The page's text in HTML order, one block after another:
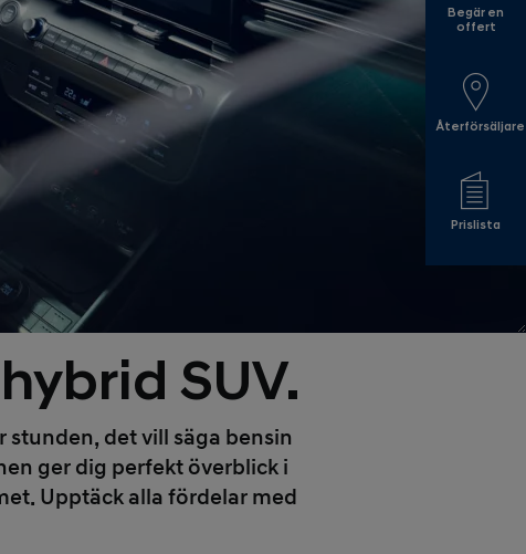
SUV.
det vill säga bensin
ger dig perfekt överblick i
Upptäck alla fördelar med
Begär en
offert
Återförsäljare
Prislista